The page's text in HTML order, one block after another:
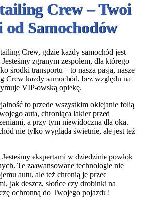
Crew – Twoi
od Samochodów
Crew, gdzie każdy samochód jest
zgranym zespołem, dla którego
środki transportu – to nasza pasja, nasze
Crew każdy samochód, bez względu na
VIP-owską opiekę.
to przede wszystkim oklejanie folią
auta, chroniąca lakier przed
a przy tym niewidoczna dla oka.
nie tylko wygląda świetnie, ale jest też
ekspertami w dziedzinie powłok
Te zaawansowane technologie nie
autu, ale też chronią je przed
jak deszcz, słońce czy drobinki na
ochronną do Twojego pojazdu!